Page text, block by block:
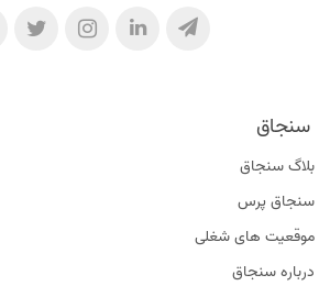
سنجاق
بلاگ سنجاق
سنجاق پرس
موقعیت‌ های شغلی
درباره سنجاق